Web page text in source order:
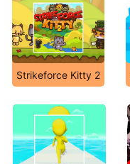
Strikeforce Kitty 2